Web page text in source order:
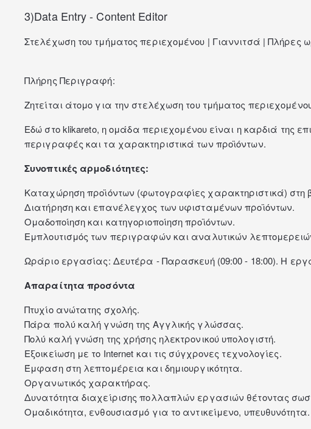
3)Data Entry - Content Editor
Στελέχωση του τμήματος περιεχομένου | Γιαννιτσά | Πλήρες
Πλήρης Περιγραφή:
Ζητείται άτομο για την στελέχωση του τμήματος
Εδώ στο klikareto, η ομάδα περιεχομένου είναι η καρδιά της
περιγραφές και τα χαρακτηριστικά των προϊόντων.
Συνοπτικές αρμοδιότητες:
Καταχώρηση προϊόντων (φωτογραφίες χαρακτηριστικά) στη
Διατήρηση και επανέλεγχος των υφισταμένων προϊόντων.
Ομαδοποίηση και κατηγοριοποίηση προϊόντων.
Εμπλουτισμός των περιγραφών και αναλυτικών
Ωράριο εργασίας: Δευτέρα - Παρασκευή (09:00 - 18:00). Η
Απαραίτητα προσόντα
Πτυχίο ανώτατης σχολής.
Πάρα πολύ καλή γνώση της Αγγλικής γλώσσας.
Πολύ καλή γνώση της χρήσης ηλεκτρονικού υπολογιστή.
Εξοικείωση με το Internet και τις σύγχρονες τεχνολογίες.
Έμφαση στη λεπτομέρεια και δημιουργικότητα.
Οργανωτικός χαρακτήρας.
Δυνατότητα διαχείρισης πολλαπλών εργασιών θέτοντας
Ομαδικότητα, ενθουσιασμό για το αντικείμενο, υπευθυνότητα.